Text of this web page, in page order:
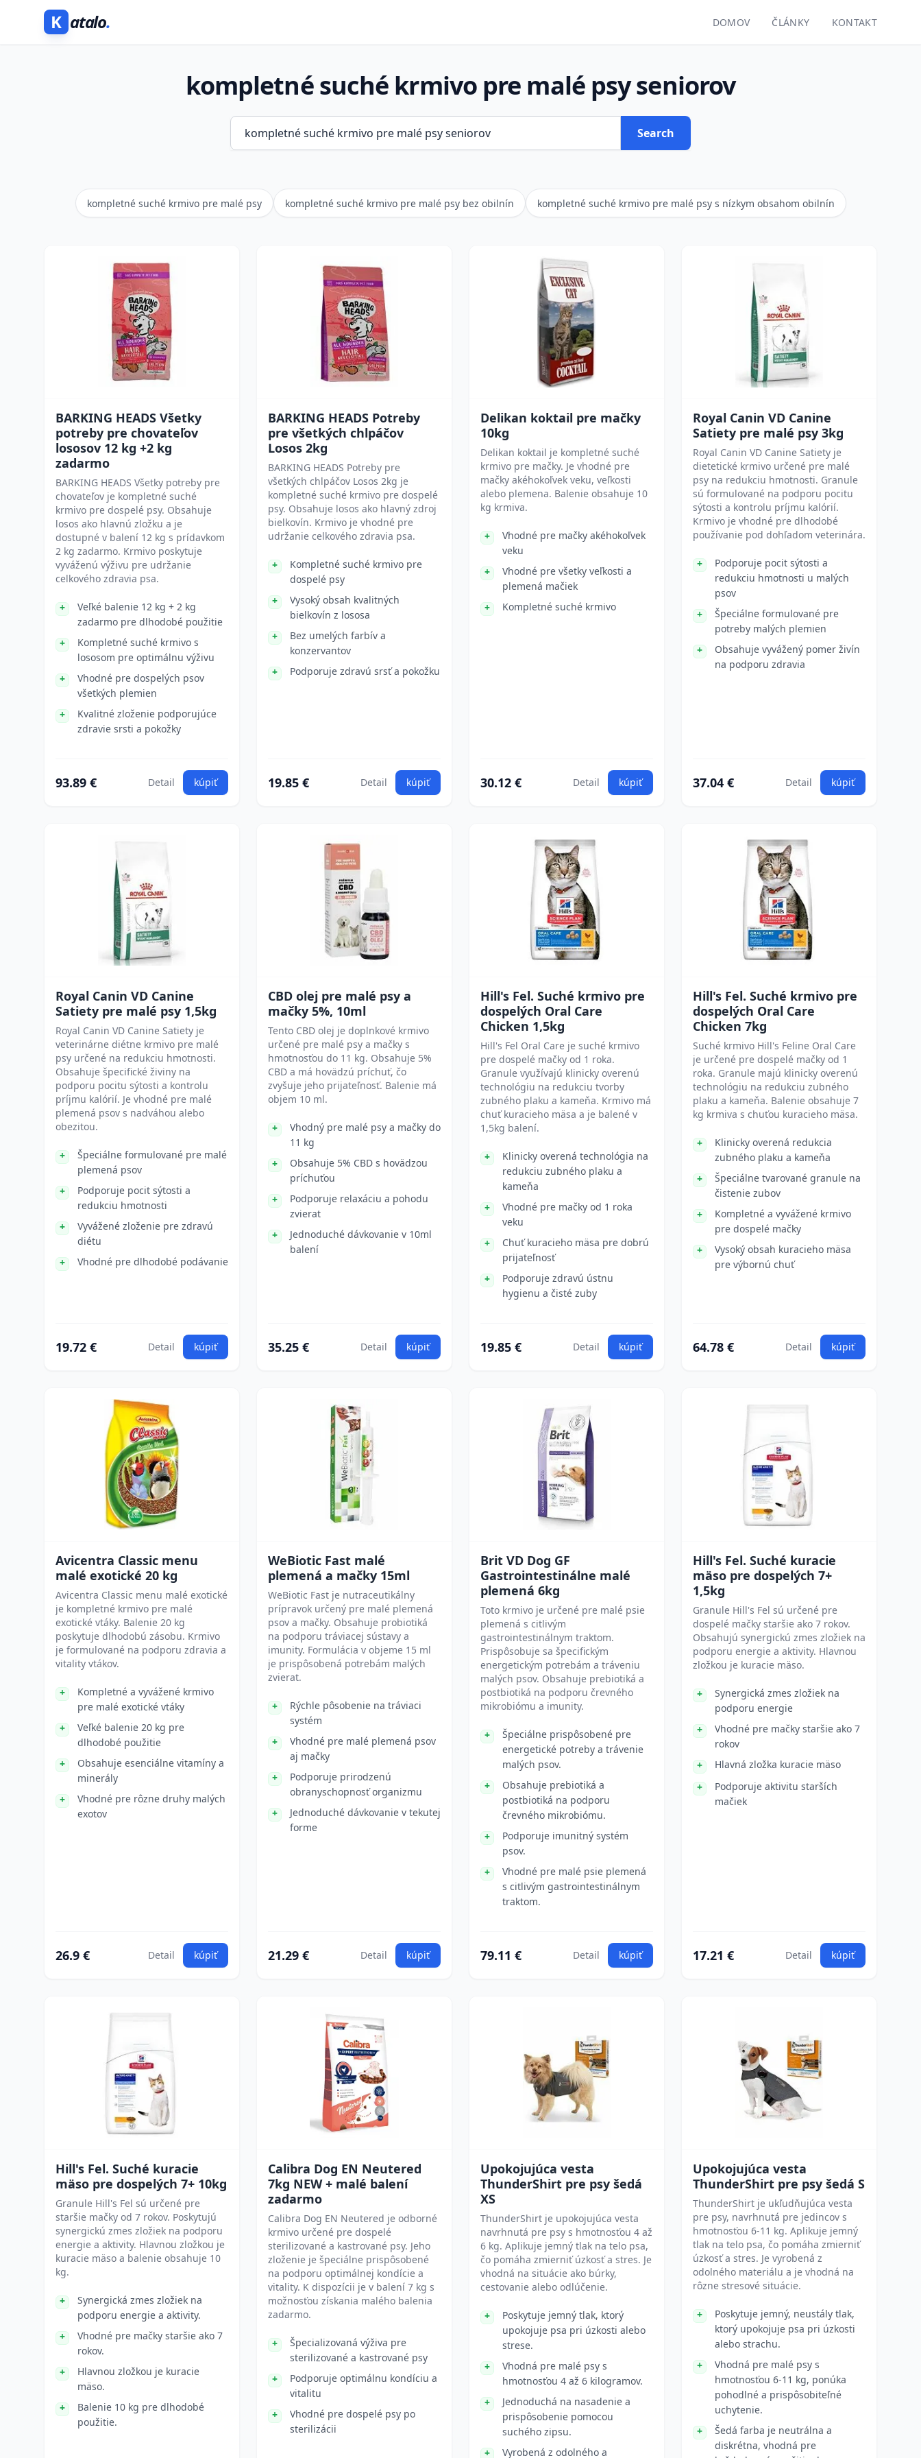
K atalo. DOMOV ČLÁNKY KONTAKT
kompletné suché krmivo pre malé psy seniorov
Search
kompletné suché krmivo pre malé psy kompletné suché krmivo pre malé psy bez obilnín kompletné suché krmivo pre malé psy s nízkym obsahom obilnín
BARKING HEADS Všetky
potreby pre chovateľov
lososov 12 kg +2 kg
zadarmo
BARKING HEADS Všetky potreby pre
chovateľov je kompletné suché
krmivo pre dospelé psy. Obsahuje
losos ako hlavnú zložku a je
dostupné v balení 12 kg s prídavkom
2 kg zadarmo. Krmivo poskytuje
vyváženú výživu pre udržanie
celkového zdravia psa.
Veľké balenie 12 kg + 2 kg
zadarmo pre dlhodobé použitie
Kompletné suché krmivo s
lososom pre optimálnu výživu
Vhodné pre dospelých psov
všetkých plemien
Kvalitné zloženie podporujúce
zdravie srsti a pokožky
93.89 € Detail kúpiť
BARKING HEADS Potreby
pre všetkých chlpáčov
Losos 2kg
BARKING HEADS Potreby pre
všetkých chlpáčov Losos 2kg je
kompletné suché krmivo pre dospelé
psy. Obsahuje losos ako hlavný zdroj
bielkovín. Krmivo je vhodné pre
udržanie celkového zdravia psa.
Kompletné suché krmivo pre
dospelé psy
Vysoký obsah kvalitných
bielkovín z lososa
Bez umelých farbív a
konzervantov
Podporuje zdravú srsť a pokožku
19.85 € Detail kúpiť
Delikan koktail pre mačky
10kg
Delikan koktail je kompletné suché
krmivo pre mačky. Je vhodné pre
mačky akéhokoľvek veku, veľkosti
alebo plemena. Balenie obsahuje 10
kg krmiva.
Vhodné pre mačky akéhokoľvek
veku
Vhodné pre všetky veľkosti a
plemená mačiek
Kompletné suché krmivo
30.12 € Detail kúpiť
Royal Canin VD Canine
Satiety pre malé psy 3kg
Royal Canin VD Canine Satiety je
dietetické krmivo určené pre malé
psy na redukciu hmotnosti. Granule
sú formulované na podporu pocitu
sýtosti a kontrolu príjmu kalórií.
Krmivo je vhodné pre dlhodobé
používanie pod dohľadom veterinára.
Podporuje pocit sýtosti a
redukciu hmotnosti u malých
psov
Špeciálne formulované pre
potreby malých plemien
Obsahuje vyvážený pomer živín
na podporu zdravia
37.04 € Detail kúpiť
Royal Canin VD Canine
Satiety pre malé psy 1,5kg
Royal Canin VD Canine Satiety je
veterinárne diétne krmivo pre malé
psy určené na redukciu hmotnosti.
Obsahuje špecifické živiny na
podporu pocitu sýtosti a kontrolu
príjmu kalórií. Je vhodné pre malé
plemená psov s nadváhou alebo
obezitou.
Špeciálne formulované pre malé
plemená psov
Podporuje pocit sýtosti a
redukciu hmotnosti
Vyvážené zloženie pre zdravú
diétu
Vhodné pre dlhodobé podávanie
19.72 € Detail kúpiť
CBD olej pre malé psy a
mačky 5%, 10ml
Tento CBD olej je doplnkové krmivo
určené pre malé psy a mačky s
hmotnosťou do 11 kg. Obsahuje 5%
CBD a má hovädzú príchuť, čo
zvyšuje jeho prijateľnosť. Balenie má
objem 10 ml.
Vhodný pre malé psy a mačky do
11 kg
Obsahuje 5% CBD s hovädzou
príchuťou
Podporuje relaxáciu a pohodu
zvierat
Jednoduché dávkovanie v 10ml
balení
35.25 € Detail kúpiť
Hill's Fel. Suché krmivo pre
dospelých Oral Care
Chicken 1,5kg
Hill's Fel Oral Care je suché krmivo
pre dospelé mačky od 1 roka.
Granule využívajú klinicky overenú
technológiu na redukciu tvorby
zubného plaku a kameňa. Krmivo má
chuť kuracieho mäsa a je balené v
1,5kg balení.
Klinicky overená technológia na
redukciu zubného plaku a
kameňa
Vhodné pre mačky od 1 roka
veku
Chuť kuracieho mäsa pre dobrú
prijateľnosť
Podporuje zdravú ústnu
hygienu a čisté zuby
19.85 € Detail kúpiť
Hill's Fel. Suché krmivo pre
dospelých Oral Care
Chicken 7kg
Suché krmivo Hill's Feline Oral Care
je určené pre dospelé mačky od 1
roka. Granule majú klinicky overenú
technológiu na redukciu zubného
plaku a kameňa. Balenie obsahuje 7
kg krmiva s chuťou kuracieho mäsa.
Klinicky overená redukcia
zubného plaku a kameňa
Špeciálne tvarované granule na
čistenie zubov
Kompletné a vyvážené krmivo
pre dospelé mačky
Vysoký obsah kuracieho mäsa
pre výbornú chuť
64.78 € Detail kúpiť
Avicentra Classic menu
malé exotické 20 kg
Avicentra Classic menu malé exotické
je kompletné krmivo pre malé
exotické vtáky. Balenie 20 kg
poskytuje dlhodobú zásobu. Krmivo
je formulované na podporu zdravia a
vitality vtákov.
Kompletné a vyvážené krmivo
pre malé exotické vtáky
Veľké balenie 20 kg pre
dlhodobé použitie
Obsahuje esenciálne vitamíny a
minerály
Vhodné pre rôzne druhy malých
exotov
26.9 € Detail kúpiť
WeBiotic Fast malé
plemená a mačky 15ml
WeBiotic Fast je nutraceutikálny
prípravok určený pre malé plemená
psov a mačky. Obsahuje probiotiká
na podporu tráviacej sústavy a
imunity. Formulácia v objeme 15 ml
je prispôsobená potrebám malých
zvierat.
Rýchle pôsobenie na tráviaci
systém
Vhodné pre malé plemená psov
aj mačky
Podporuje prirodzenú
obranyschopnosť organizmu
Jednoduché dávkovanie v tekutej
forme
21.29 € Detail kúpiť
Brit VD Dog GF
Gastrointestinálne malé
plemená 6kg
Toto krmivo je určené pre malé psie
plemená s citlivým
gastrointestinálnym traktom.
Prispôsobuje sa špecifickým
energetickým potrebám a tráveniu
malých psov. Obsahuje prebiotiká a
postbiotiká na podporu črevného
mikrobiómu a imunity.
Špeciálne prispôsobené pre
energetické potreby a trávenie
malých psov.
Obsahuje prebiotiká a
postbiotiká na podporu
črevného mikrobiómu.
Podporuje imunitný systém
psov.
Vhodné pre malé psie plemená
s citlivým gastrointestinálnym
traktom.
79.11 € Detail kúpiť
Hill's Fel. Suché kuracie
mäso pre dospelých 7+
1,5kg
Granule Hill's Fel sú určené pre
dospelé mačky staršie ako 7 rokov.
Obsahujú synergickú zmes zložiek na
podporu energie a aktivity. Hlavnou
zložkou je kuracie mäso.
Synergická zmes zložiek na
podporu energie
Vhodné pre mačky staršie ako 7
rokov
Hlavná zložka kuracie mäso
Podporuje aktivitu starších
mačiek
17.21 € Detail kúpiť
Hill's Fel. Suché kuracie
mäso pre dospelých 7+ 10kg
Granule Hill's Fel sú určené pre
staršie mačky od 7 rokov. Poskytujú
synergickú zmes zložiek na podporu
energie a aktivity. Hlavnou zložkou je
kuracie mäso a balenie obsahuje 10
kg.
Synergická zmes zložiek na
podporu energie a aktivity.
Vhodné pre mačky staršie ako 7
rokov.
Hlavnou zložkou je kuracie
mäso.
Balenie 10 kg pre dlhodobé
použitie.
Calibra Dog EN Neutered
7kg NEW + malé balení
zadarmo
Calibra Dog EN Neutered je odborné
krmivo určené pre dospelé
sterilizované a kastrované psy. Jeho
zloženie je špeciálne prispôsobené
na podporu optimálnej kondície a
vitality. K dispozícii je v balení 7 kg s
možnosťou získania malého balenia
zadarmo.
Špecializovaná výživa pre
sterilizované a kastrované psy
Podporuje optimálnu kondíciu a
vitalitu
Vhodné pre dospelé psy po
sterilizácii
Upokojujúca vesta
ThunderShirt pre psy šedá
XS
ThunderShirt je upokojujúca vesta
navrhnutá pre psy s hmotnosťou 4 až
6 kg. Aplikuje jemný tlak na telo psa,
čo pomáha zmierniť úzkosť a stres. Je
vhodná na situácie ako búrky,
cestovanie alebo odlúčenie.
Poskytuje jemný tlak, ktorý
upokojuje psa pri úzkosti alebo
strese.
Vhodná pre malé psy s
hmotnosťou 4 až 6 kilogramov.
Jednoduchá na nasadenie a
prispôsobenie pomocou
suchého zipsu.
Vyrobená z odolného a
Upokojujúca vesta
ThunderShirt pre psy šedá S
ThunderShirt je ukľudňujúca vesta
pre psy, navrhnutá pre jedincov s
hmotnosťou 6-11 kg. Aplikuje jemný
tlak na telo psa, čo pomáha zmierniť
úzkosť a stres. Je vyrobená z
odolného materiálu a je vhodná na
rôzne stresové situácie.
Poskytuje jemný, neustály tlak,
ktorý upokojuje psa pri úzkosti
alebo strachu.
Vhodná pre malé psy s
hmotnosťou 6-11 kg, ponúka
pohodlné a prispôsobiteľné
uchytenie.
Šedá farba je neutrálna a
diskrétna, vhodná pre